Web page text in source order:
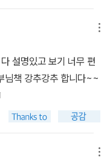
설명있고 보기 너무 편
님책 강추강추 합니다~~